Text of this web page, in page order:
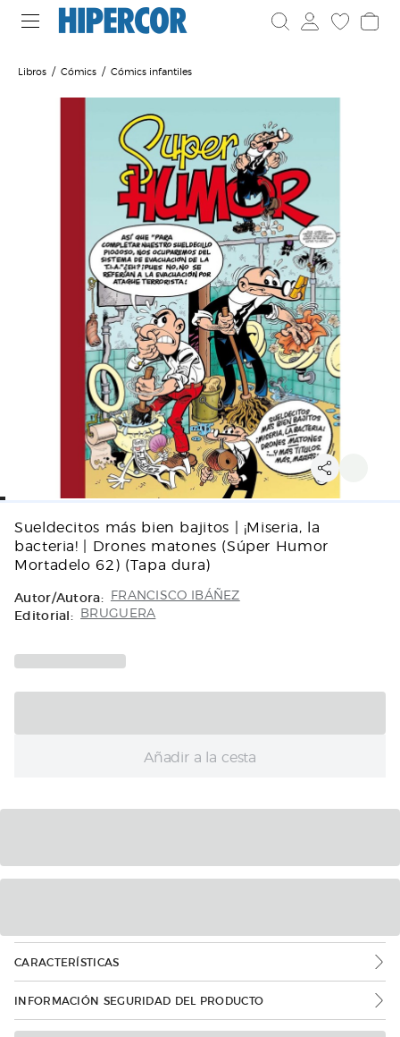
Libros Cómics Cómics infantiles
Sueldecitos más bien bajitos | ¡Miseria, la
bacteria! | Drones matones (Súper Humor
Mortadelo 62) (Tapa dura)
Autor/Autora: FRANCISCO IBÁÑEZ
Editorial: BRUGUERA
Añadir a la cesta
CARACTERÍSTICAS
INFORMACIÓN SEGURIDAD DEL PRODUCTO